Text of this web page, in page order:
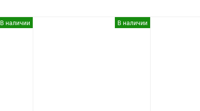
В наличии В наличии